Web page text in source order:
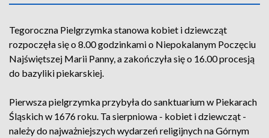
Tegoroczna Pielgrzymka stanowa kobiet i dziewcząt
rozpoczęła się o 8.00 godzinkami o Niepokalanym Poczęciu
Najświętszej Marii Panny, a zakończyła się o 16.00 procesją
do bazyliki piekarskiej.
Pierwsza pielgrzymka przybyła do sanktuarium w Piekarach
Śląskich w 1676 roku. Ta sierpniowa - kobiet i dziewcząt -
należy do najważniejszych wydarzeń religijnych na Górnym